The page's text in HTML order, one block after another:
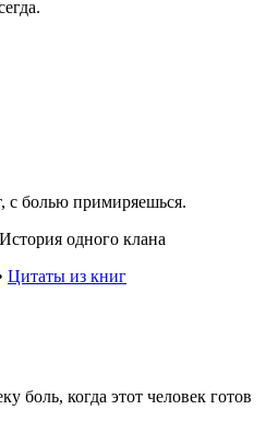
с болью примиряешься.
одного клана
Цитаты из книг
боль, когда этот человек готов